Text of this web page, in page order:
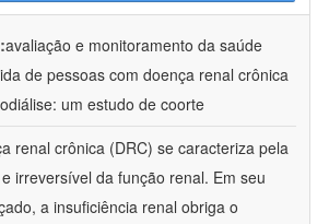
avaliação e monitoramento da saúde
de pessoas com doença renal crônica
um estudo de coorte
renal crônica (DRC) se caracteriza pela
irreversível da função renal. Em seu
a insuficiência renal obriga o